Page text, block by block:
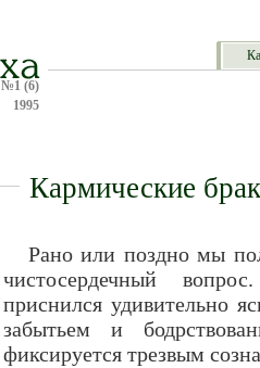
№1 (6)
1995
Кармические
Рано или поздно мы
чистосердечный
приснился удивительно
забытьем и
фиксируется трезвым